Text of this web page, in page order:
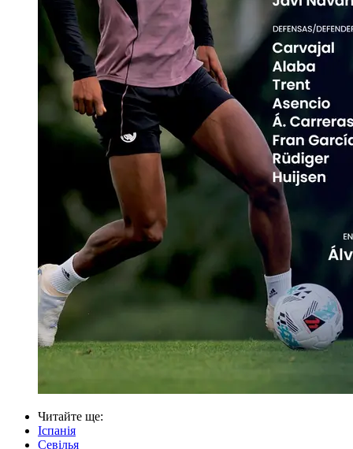
Читайте ще:
Іспанія
Севілья